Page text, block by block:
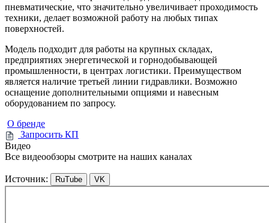
пневматические, что значительно увеличивает проходимость
техники, делает возможной работу на любых типах
поверхностей.
Модель подходит для работы на крупных складах,
предприятиях энергетической и горнодобывающей
промышленности, в центрах логистики. Преимуществом
является наличие третьей линии гидравлики. Возможно
оснащение дополнительными опциями и навесным
оборудованием по запросу.
О бренде
Запросить КП
Видео
Все видеообзоры смотрите на наших каналах
Источник: RuTube VK